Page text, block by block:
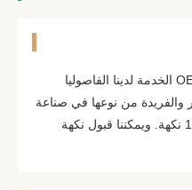
اسم المنتج: كبير المملحة تفحم حبة عريضة وجبة خفيفة HACCP شهادة OEM الخدمة لدينا الفاصوليا
والفريدة من نوعها في صناعة
رقائق الفول في الصين. الآن ، لدينا مجموع نكهات الفاصوليا العريضة لدينا 12 نكهة. ويمكننا قبول نكهة